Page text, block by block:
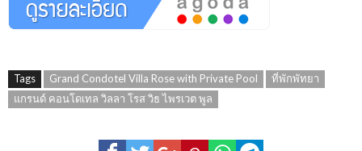
Tags Grand Condotel Villa Rose with Private Pool
ที่พักพัทยา
แกรนด์ คอนโดเทล วิลลา โรส วิธ ไพรเวต พูล